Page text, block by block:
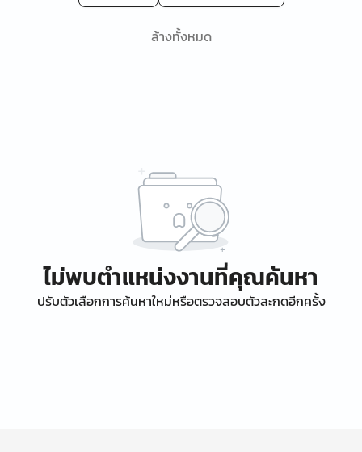
ล้างทั้งหมด
ไม่พบตำแหน่งงานที่คุณค้นหา
ปรับตัวเลือกการค้นหาใหม่หรือตรวจสอบตัวสะกดอีกครั้ง